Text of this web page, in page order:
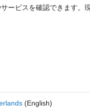
1 投票
ービスを確認できます。
(English)